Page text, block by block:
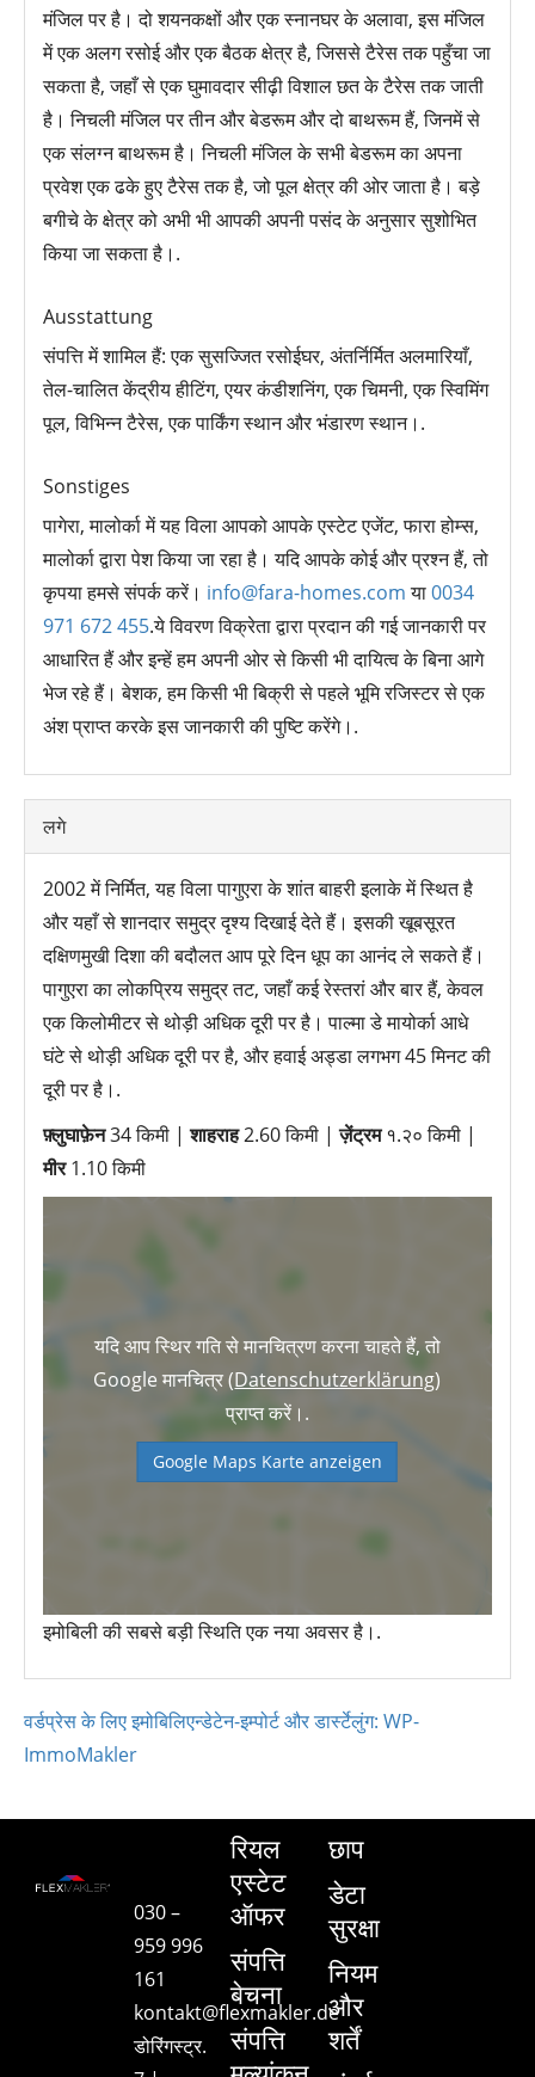
मंजिल पर है। दो शयनकक्षों और एक स्नानघर के अलावा, इस मंजिल
में एक अलग रसोई और एक बैठक क्षेत्र है, जिससे टैरेस तक पहुँचा जा
सकता है, जहाँ से एक घुमावदार सीढ़ी विशाल छत के टैरेस तक जाती
है। निचली मंजिल पर तीन और बेडरूम और दो बाथरूम हैं, जिनमें से
एक संलग्न बाथरूम है। निचली मंजिल के सभी बेडरूम का अपना
प्रवेश एक ढके हुए टैरेस तक है, जो पूल क्षेत्र की ओर जाता है। बड़े
बगीचे के क्षेत्र को अभी भी आपकी अपनी पसंद के अनुसार सुशोभित
किया जा सकता है।.
Ausstattung
संपत्ति में शामिल हैं: एक सुसज्जित रसोईघर, अंतर्निर्मित अलमारियाँ,
तेल-चालित केंद्रीय हीटिंग, एयर कंडीशनिंग, एक चिमनी, एक स्विमिंग
पूल, विभिन्न टैरेस, एक पार्किंग स्थान और भंडारण स्थान।.
Sonstiges
पागेरा, मालोर्का में यह विला आपको आपके एस्टेट एजेंट, फारा होम्स,
मालोर्का द्वारा पेश किया जा रहा है। यदि आपके कोई और प्रश्न हैं, तो
कृपया हमसे संपर्क करें। info@fara-homes.comया0034
971 672 455.ये विवरण विक्रेता द्वारा प्रदान की गई जानकारी पर
आधारित हैं और इन्हें हम अपनी ओर से किसी भी दायित्व के बिना आगे
भेज रहे हैं। बेशक, हम किसी भी बिक्री से पहले भूमि रजिस्टर से एक
अंश प्राप्त करके इस जानकारी की पुष्टि करेंगे।.
लगे
2002 में निर्मित, यह विला पागुएरा के शांत बाहरी इलाके में स्थित है
और यहाँ से शानदार समुद्र दृश्य दिखाई देते हैं। इसकी खूबसूरत
दक्षिणमुखी दिशा की बदौलत आप पूरे दिन धूप का आनंद ले सकते हैं।
पागुएरा का लोकप्रिय समुद्र तट, जहाँ कई रेस्तरां और बार हैं, केवल
एक किलोमीटर से थोड़ी अधिक दूरी पर है। पाल्मा डे मायोर्का आधे
घंटे से थोड़ी अधिक दूरी पर है, और हवाई अड्डा लगभग 45 मिनट की
दूरी पर है।.
फ़्लुघाफ़ेन34 किमी |शाहराह2.60 किमी |ज़ेंट्रम१.२० किमी |
मीर1.10 किमी
यदि आप स्थिर गति से मानचित्रण करना चाहते हैं, तो
Google मानचित्र (Datenschutzerklärung)
प्राप्त करें।.
Google Maps Karte anzeigen
इमोबिली की सबसे बड़ी स्थिति एक नया अवसर है।.
वर्डप्रेस के लिए इमोबिलिएन्डेटेन-इम्पोर्ट और डार्स्टेलुंग: WP-
ImmoMakler
030 –
959 996
161
kontakt@flexmakler.de
डोरिंगस्ट्र.
रियल
एस्टेट
ऑफर
संपत्ति
बेचना
संपत्ति
छाप
डेटा
सुरक्षा
नियम
और
शर्तें